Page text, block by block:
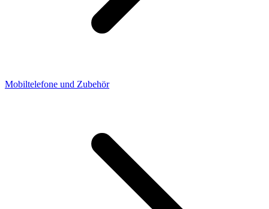
Mobiltelefone und Zubehör